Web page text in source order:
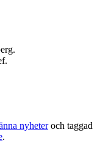
nyheteroch taggad
.